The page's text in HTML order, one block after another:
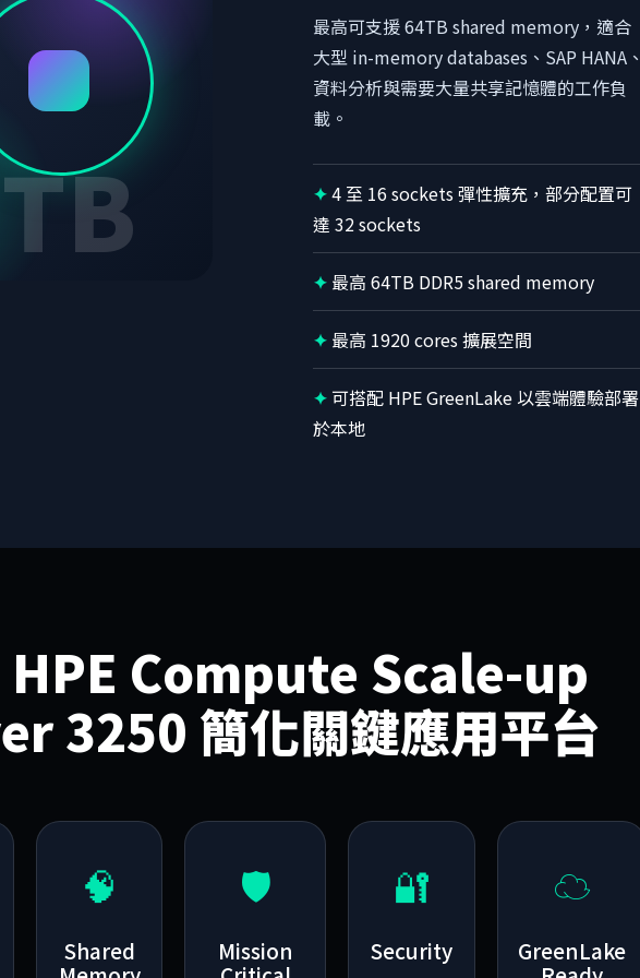
最高可支援 64TB shared memory，適合
大型 in-memory databases、SAP HANA、
資料分析與需要大量共享記憶體的工作負
載。
4 至 16 sockets 彈性擴充，部分配置可
達 32 sockets
最高 64TB DDR5 shared memory
最高 1920 cores 擴展空間
可搭配 HPE GreenLake 以雲端體驗部署
於本地
HPE Compute Scale-up
3250 簡化關鍵應用平台
🧠
Shared
🛡️
Mission
🔐
Security
☁️
GreenLake